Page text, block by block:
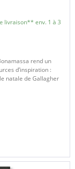
livraison** env. 1 à 3
rend un
d’inspiration :
natale de Gallagher